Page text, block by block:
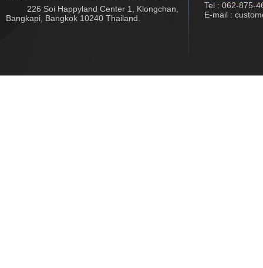
226 Soi Happyland Center 1, Klongchan,
Bangkapi, Bangkok 10240 Thailand.
Tel : 062-875-
E-mail :